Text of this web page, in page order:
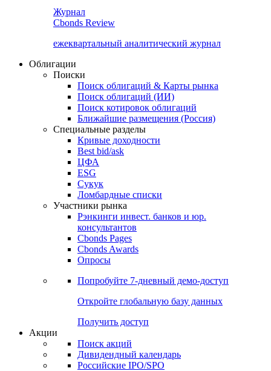
Журнал
Cbonds Review
ежеквартальный аналитический журнал
Облигации
Поиски
Поиск облигаций & Карты рынка
Поиск облигаций (ИИ)
Поиск котировок облигаций
Ближайшие размещения (Россия)
Специальные разделы
Кривые доходности
Best bid/ask
ЦФА
ESG
Сукук
Ломбардные списки
Участники рынка
Рэнкинги инвест. банков и юр.
консультантов
Cbonds Pages
Cbonds Awards
Опросы
Попробуйте 7-дневный демо-доступ
Откройте глобальную базу данных
Получить доступ
Акции
Поиск акций
Дивидендный календарь
Российские IPO/SPO